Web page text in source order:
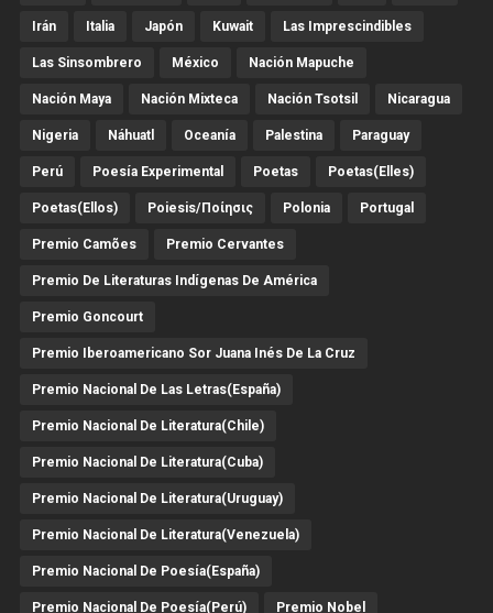
Irán Italia Japón Kuwait Las Imprescindibles
Las Sinsombrero México Nación Mapuche
Nación Maya Nación Mixteca Nación Tsotsil Nicaragua
Nigeria Náhuatl Oceanía Palestina Paraguay
Perú Poesía Experimental Poetas Poetas(Elles)
Poetas(Ellos) Poiesis/ποίησις Polonia Portugal
Premio Camões Premio Cervantes
Premio De Literaturas Indígenas De América
Premio Goncourt
Premio Iberoamericano Sor Juana Inés De La Cruz
Premio Nacional De Las Letras(España)
Premio Nacional De Literatura(Chile)
Premio Nacional De Literatura(Cuba)
Premio Nacional De Literatura(Uruguay)
Premio Nacional De Literatura(Venezuela)
Premio Nacional De Poesía(España)
Premio Nacional De Poesía(Perú) Premio Nobel